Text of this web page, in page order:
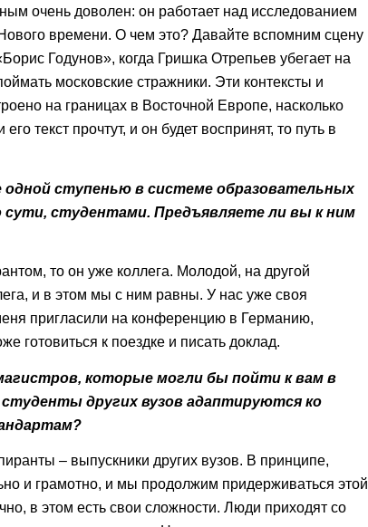
очень доволен: он работает над исследованием
времени. О чем это? Давайте вспомним сцену
Годунов», когда Гришка Отрепьев убегает на
московские стражники. Эти контексты и
на границах в Восточной Европе, насколько
текст прочтут, и он будет воспринят, то путь в
одной ступенью в системе образовательных
студентами. Предъявляете ли вы к ним
то он уже коллега. Молодой, на другой
и в этом мы с ним равны. У нас уже своя
пригласили на конференцию в Германию,
готовиться к поездке и писать доклад.
которые могли бы пойти к вам в
других вузов адаптируются ко
– выпускники других вузов. В принципе,
и грамотно, и мы продолжим придерживаться этой
в этом есть свои сложности. Люди приходят со